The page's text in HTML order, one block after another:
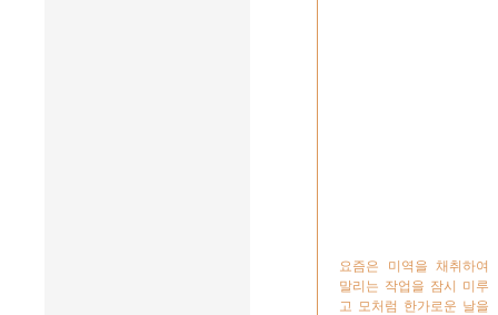
요즘은 미역을 채취하여
말리는 작업을 잠시 미루
고 모처럼 한가로운 날을